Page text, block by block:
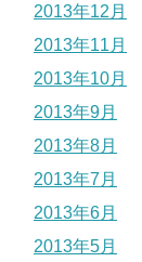
2013年12月
2013年11月
2013年10月
2013年9月
2013年8月
2013年7月
2013年6月
2013年5月